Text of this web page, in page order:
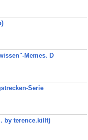
Memes. D
Serie
by terence.killt)